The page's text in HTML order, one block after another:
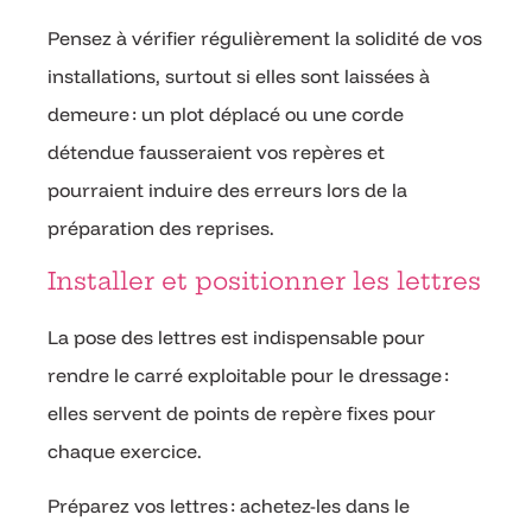
Pensez à vérifier régulièrement la solidité de vos
installations, surtout si elles sont laissées à
demeure : un plot déplacé ou une corde
détendue fausseraient vos repères et
pourraient induire des erreurs lors de la
préparation des reprises.
Installer et positionner les lettres
La pose des lettres est indispensable pour
rendre le carré exploitable pour le dressage :
elles servent de points de repère fixes pour
chaque exercice.
Préparez vos lettres : achetez-les dans le